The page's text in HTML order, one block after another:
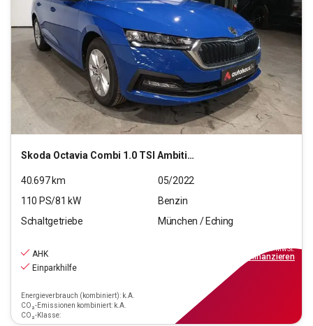
Skoda Octavia Combi 1.0 TSI Ambition OPF (EURO 6d)
40.697km
05/2022
110 PS/81 kW
Benzin
Schaltgetriebe
München / Eching
AHK
Einparkhilfe
Energieverbrauch (kombiniert): k.A.
CO₂-Emissionen kombiniert: k.A.
CO₂-Klasse:
inkl.MwSt.
finanzieren